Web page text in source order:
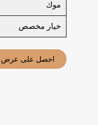
موك
خيار مخصص
احصل على عرض